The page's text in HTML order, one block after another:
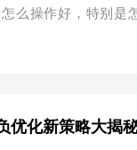
么操作好，特别是
好好整理下近期的财
，让“魔都”成了创